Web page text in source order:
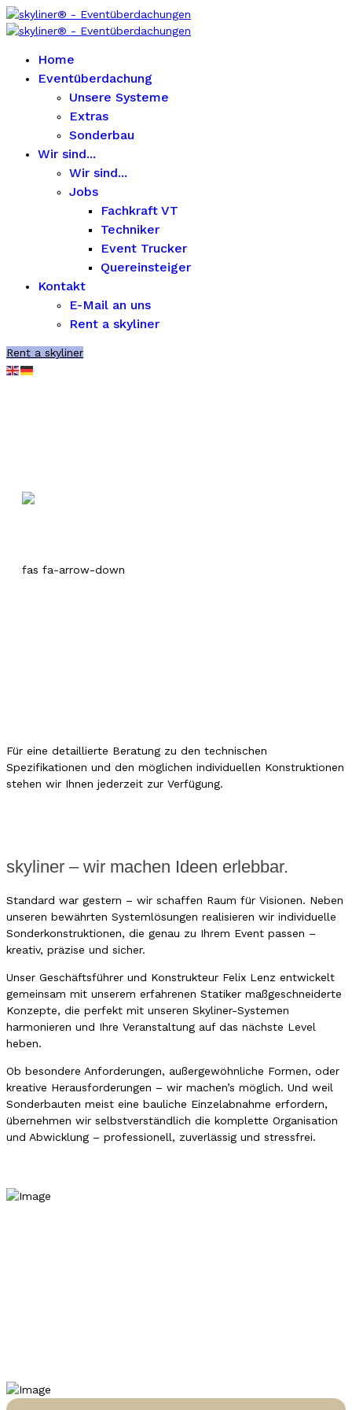
Home
Eventüberdachung
Unsere Systeme
Extras
Sonderbau
Wir sind...
Wir sind...
Jobs
Fachkraft VT
Techniker
Event Trucker
Quereinsteiger
Kontakt
E-Mail an uns
Rent a skyliner
Rent a skyliner
fas fa-arrow-down
Für eine detaillierte Beratung zu den technischen
Spezifikationen und den möglichen individuellen Konstruktionen
stehen wir Ihnen jederzeit zur Verfügung.
skyliner – wir machen Ideen erlebbar.
Standard war gestern – wir schaffen Raum für Visionen. Neben
unseren bewährten Systemlösungen realisieren wir individuelle
Sonderkonstruktionen, die genau zu Ihrem Event passen –
kreativ, präzise und sicher.
Unser Geschäftsführer und Konstrukteur Felix Lenz entwickelt
gemeinsam mit unserem erfahrenen Statiker maßgeschneiderte
Konzepte, die perfekt mit unseren Skyliner-Systemen
harmonieren und Ihre Veranstaltung auf das nächste Level
heben.
Ob besondere Anforderungen, außergewöhnliche Formen, oder
kreative Herausforderungen – wir machen’s möglich. Und weil
Sonderbauten meist eine bauliche Einzelabnahme erfordern,
übernehmen wir selbstverständlich die komplette Organisation
und Abwicklung – professionell, zuverlässig und stressfrei.